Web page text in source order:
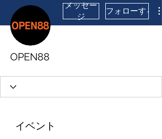
メッセー
ジ
フォローする
OPEN88
イベント